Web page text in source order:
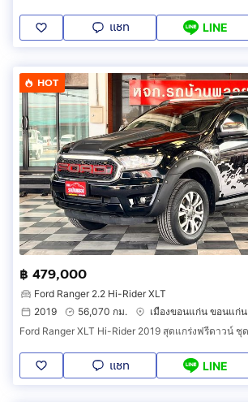
แชท LINE
HOT
฿ 479,000
Ford Ranger 2.2 Hi-Rider XLT
2019
56,070 กม.
เมืองขอนแก่น ขอนแก่น
แชท LINE